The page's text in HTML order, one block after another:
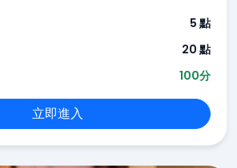
5 點
20 點
100分
立即進入